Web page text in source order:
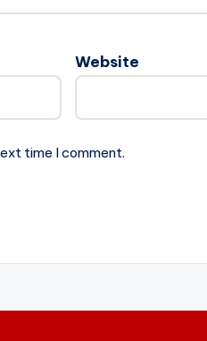
Website
time I comment.